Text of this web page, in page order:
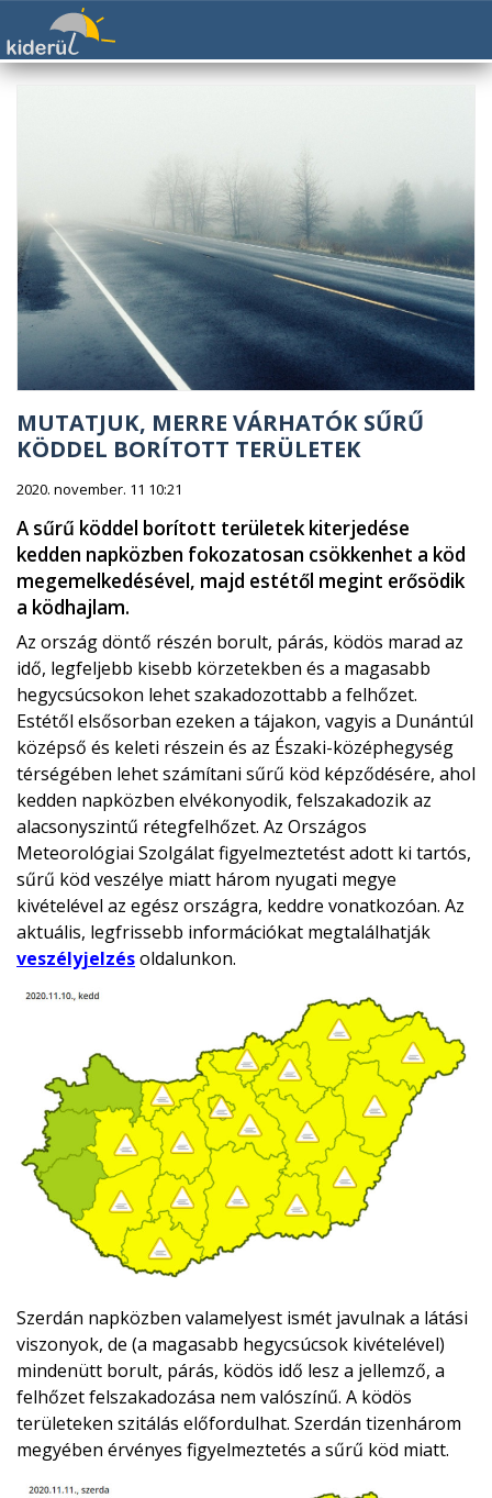
MUTATJUK, MERRE VÁRHATÓK SŰRŰ
KÖDDEL BORÍTOTT TERÜLETEK
2020. november. 11 10:21
A sűrű köddel borított területek kiterjedése
kedden napközben fokozatosan csökkenhet a köd
megemelkedésével, majd estétől megint erősödik
a ködhajlam.
Az ország döntő részén borult, párás, ködös marad az
idő, legfeljebb kisebb körzetekben és a magasabb
hegycsúcsokon lehet szakadozottabb a felhőzet.
Estétől elsősorban ezeken a tájakon, vagyis a Dunántúl
középső és keleti részein és az Északi-középhegység
térségében lehet számítani sűrű köd képződésére, ahol
kedden napközben elvékonyodik, felszakadozik az
alacsonyszintű rétegfelhőzet. Az Országos
Meteorológiai Szolgálat figyelmeztetést adott ki tartós,
sűrű köd veszélye miatt három nyugati megye
kivételével az egész országra, keddre vonatkozóan. Az
aktuális, legfrissebb információkat megtalálhatják
veszélyjelzésoldalunkon.
Szerdán napközben valamelyest ismét javulnak a látási
viszonyok, de (a magasabb hegycsúcsok kivételével)
mindenütt borult, párás, ködös idő lesz a jellemző, a
felhőzet felszakadozása nem valószínű. A ködös
területeken szitálás előfordulhat. Szerdán tizenhárom
megyében érvényes figyelmeztetés a sűrű köd miatt.